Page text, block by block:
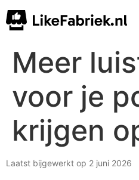
Meer
voor je
krijgen
Laatst bijgewerkt op 2 juni 2026